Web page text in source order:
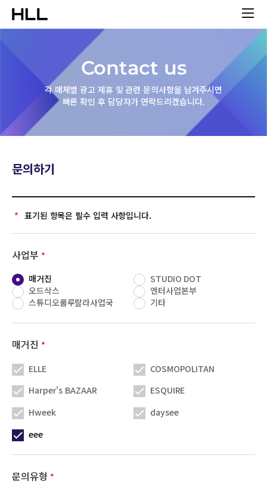
Contact us
각 매체별 광고 제휴 및 관련 문의사항을 남겨주시면
빠른 확인 후 담당자가 연락드리겠습니다.
문의하기
* 표기된 항목은 필수 입력 사항입니다.
사업부 *
매거진
STUDIO DOT
오드삭스
엔터사업본부
스튜디오룰루랄라사업국
기타
매거진 *
ELLE
COSMOPOLITAN
Harper's BAZAAR
ESQUIRE
Hweek
daysee
eee
문의유형 *